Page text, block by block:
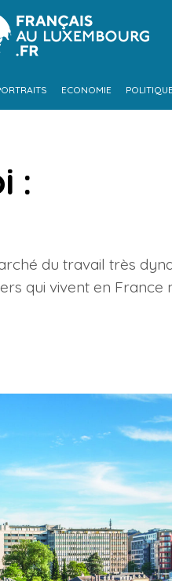
ECONOMIE
:
du travail très
qui vivent en France